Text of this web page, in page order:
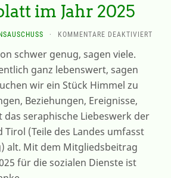
im Jahr 2025
· KOMMENTARE DEAKTIVIERT
schwer genug, sagen viele.
ganz lebenswert, sagen
wir ein Stück Himmel zu
Beziehungen, Ereignisse,
das seraphische Liebeswerk der
Tirol (Teile des Landes umfasst
alt. Mit dem Mitgliedsbeitrag
für die sozialen Dienste ist